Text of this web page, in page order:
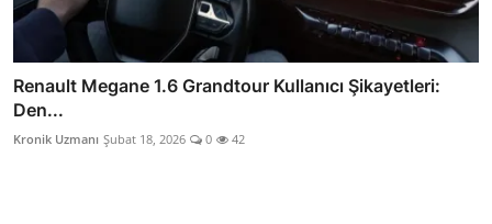
Renault Megane 1.6 Grandtour Kullanıcı Şikayetleri:
Den...
Kronik Uzmanı Şubat 18, 2026 0 42